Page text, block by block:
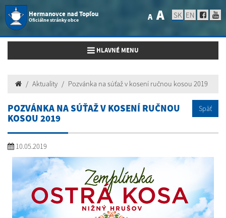
Hermanovce nad Topľou
Oficiálne stránky obce A A SK EN
Toggle navigation
HLAVNÉ MENU
Aktuality Pozvánka na súťaž v kosení ručnou kosou 2019
POZVÁNKA NA SÚŤAŽ V KOSENÍ RUČNOU
KOSOU 2019
Späť
10.05.2019